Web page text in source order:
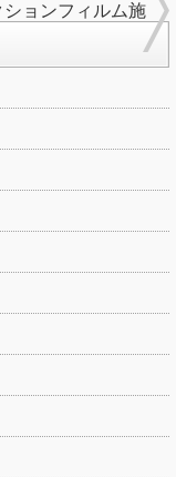
ョンフィルム施